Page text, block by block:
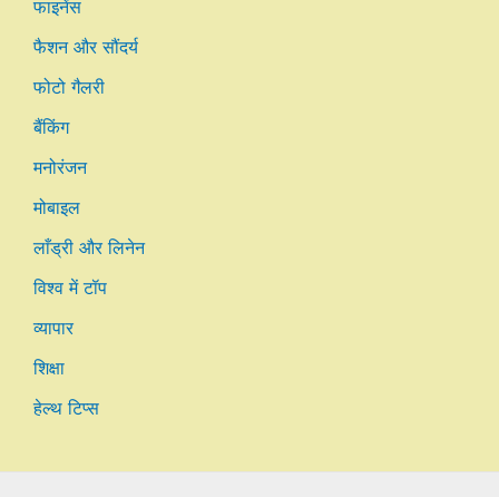
फाइनेंस
फैशन और सौंदर्य
फोटो गैलरी
बैंकिंग
मनोरंजन
मोबाइल
लाँड्री और लिनेन
विश्व में टॉप
व्यापार
शिक्षा
हेल्थ टिप्स